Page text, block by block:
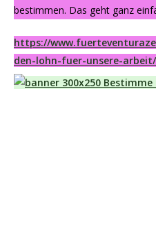
bestimmen. Das geht ganz
https://
den-lohn-fuer-unsere-arbeit/